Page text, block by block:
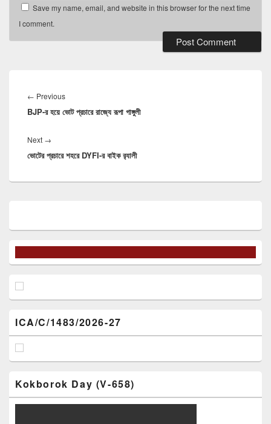
Save my name, email, and website in this browser for the next time
I comment.
navigation
← PreviousPrevious
post:
BJP-র হয়ে ভোট প্রচারে রাজ্যে রূপা গাঙ্গুলী
Next →
post:
ভোটের প্রচারে শহরে DYFI-র বাইক র‍্যালী
Widget
ICA/C/1483/2026-27
Kokborok Day (V-658)